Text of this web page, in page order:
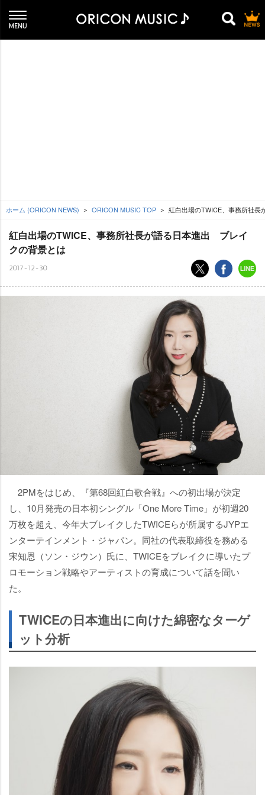
ホーム (ORICON NEWS) ORICON MUSIC TOP 紅白出場のTWICE、事務所社長
紅白出場のTWICE、事務所社長が語る日本進出 ブレイ
クの背景とは
2017-12-30
2PMをはじめ、『第68回紅白歌合戦』への初出場が決定
し、10月発売の日本初シングル「One More Time」が初週20
万枚を超え、今年大ブレイクしたTWICEらが所属するJYPエ
ンターテインメント・ジャパン。同社の代表取締役を務める
宋知恩（ソン・ジウン）氏に、TWICEをブレイクに導いたプ
ロモーション戦略やアーティストの育成について話を聞い
た。
TWICEの日本進出に向けた綿密なターゲ
ット分析